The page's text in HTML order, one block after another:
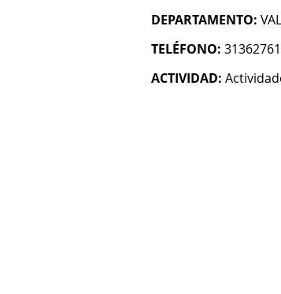
DEPARTAMENTO:
TELÉFONO:
ACTIVIDAD: